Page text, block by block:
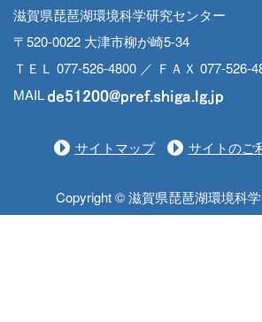
滋賀県琵琶湖環境科学研究センター
〒520-0022 大津市柳が崎5-34
ＴＥＬ 077-526-4800 ／ ＦＡＸ 077-526-
MAIL
サイトマップ サイトのご
Copyright © 滋賀県琵琶湖環境科